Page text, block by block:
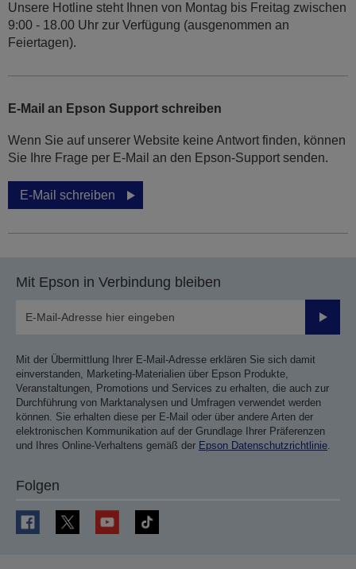
Unsere Hotline steht Ihnen von Montag bis Freitag zwischen
9:00 - 18.00 Uhr zur Verfügung (ausgenommen an
Feiertagen).
E-Mail an Epson Support schreiben
Wenn Sie auf unserer Website keine Antwort finden, können
Sie Ihre Frage per E-Mail an den Epson-Support senden.
E-Mail schreiben
Mit Epson in Verbindung bleiben
Mit der Übermittlung Ihrer E-Mail-Adresse erklären Sie sich damit
einverstanden, Marketing-Materialien über Epson Produkte,
Veranstaltungen, Promotions und Services zu erhalten, die auch zur
Durchführung von Marktanalysen und Umfragen verwendet werden
können. Sie erhalten diese per E-Mail oder über andere Arten der
elektronischen Kommunikation auf der Grundlage Ihrer Präferenzen
und Ihres Online-Verhaltens gemäß der Epson Datenschutzrichtlinie.
Folgen